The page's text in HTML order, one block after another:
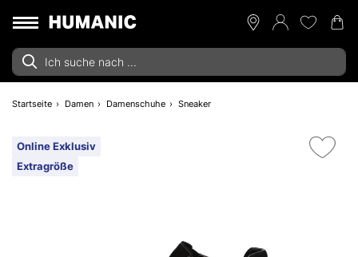
Startseite Damen Damenschuhe Sneaker
Online Exklusiv
Extragröße